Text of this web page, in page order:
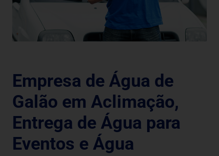
Empresa de Água de
Galão em Aclimação,
Entrega de Água para
Eventos e Água